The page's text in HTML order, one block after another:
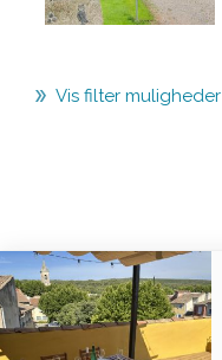
Vis filter muligheder